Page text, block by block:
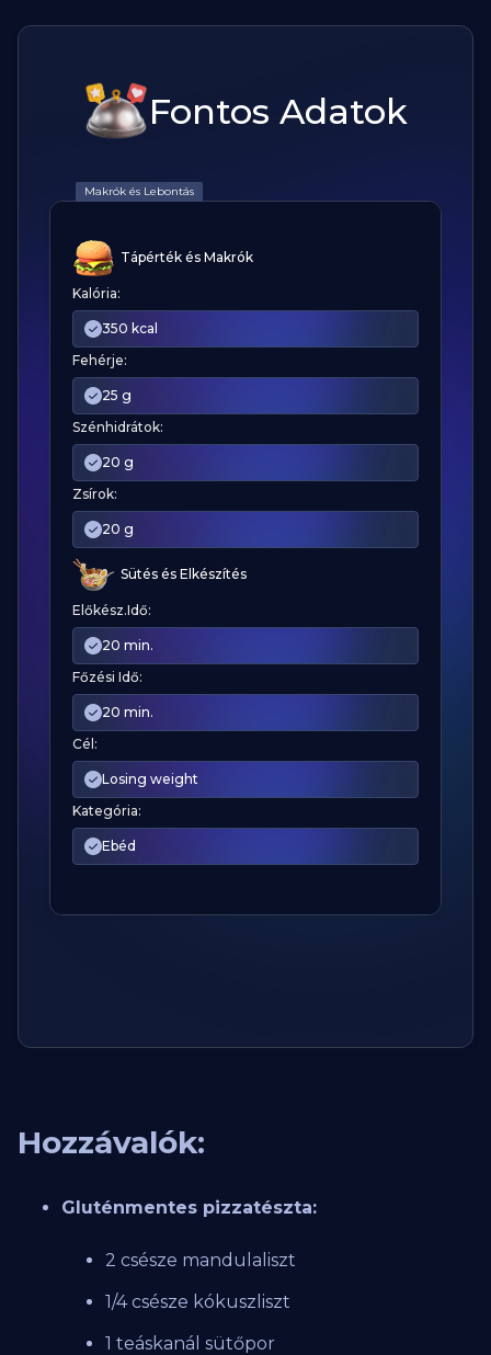
Fontos Adatok
Makrók és Lebontás
Tápérték és Makrók
Kalória:
350 kcal
Fehérje:
25 g
Szénhidrátok:
20 g
Zsírok:
20 g
Sütés és Elkészítés
Előkész.Idő:
20 min.
Főzési Idő:
20 min.
Cél:
Losing weight
Kategória:
Ebéd
Hozzávalók:
Gluténmentes pizzatészta:
2 csésze mandulaliszt
1/4 csésze kókuszliszt
1 teáskanál sütőpor